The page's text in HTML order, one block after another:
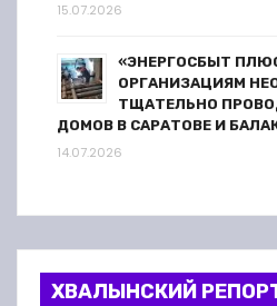
15.07.2026
«ЭНЕРГОСБЫТ
ОРГАНИЗАЦИЯМ
ТЩАТЕЛЬНО
ДОМОВ В САРАТОВЕ И
14.07.2026
ХВАЛЫНСКИЙ